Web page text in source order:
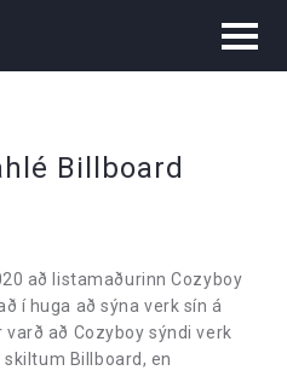
Billboard
að listamaðurinn Cozyboy
í huga að sýna verk sín á
varð að Cozyboy sýndi verk
Billboard, en